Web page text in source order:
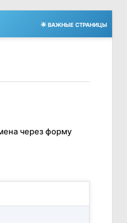
🌟 ВАЖНЫЕ СТРАНИЦЫ
через форму